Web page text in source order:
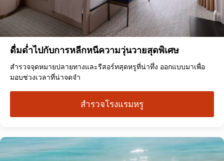
ดื่มด่ำไปกับการหลีกหนีความวุ่นวายสุดพิเศษ
สำรวจจุดหมายปลายทางและรีสอร์ทสุดหรูที่น่าทึ่ง ออกแบบมาเพื่อ
มอบช่วงเวลาที่น่าจดจำ
สำรวจโรงแรมหรู